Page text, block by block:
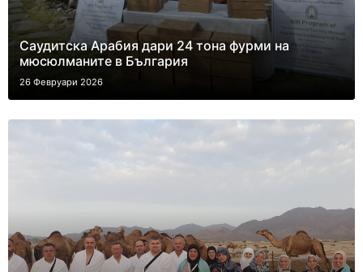
Саудитска Арабия дари 24 тона фурми на
мюсюлманите в България
26 Февруари 2026